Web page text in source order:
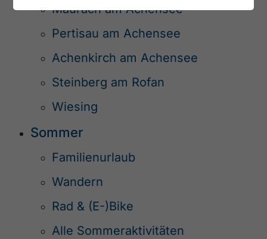
Maurach am Achensee
Pertisau am Achensee
Achenkirch am Achensee
Steinberg am Rofan
Wiesing
Sommer
Familienurlaub
Wandern
Rad & (E-)Bike
Alle Sommeraktivitäten